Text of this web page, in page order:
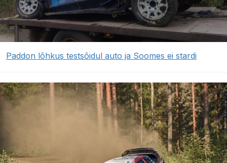
Paddon lõhkus testsõidul auto ja Soomes ei stardi